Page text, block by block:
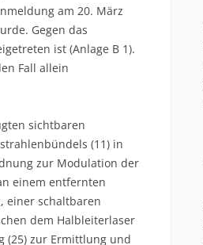
am 20. März
Gegen das
ist (Anlage B 1).
Fall allein
sichtbaren
(11) in
zur Modulation der
einem entfernten
einer schaltbaren
dem Halbleiterlaser
(25) zur Ermittlung und